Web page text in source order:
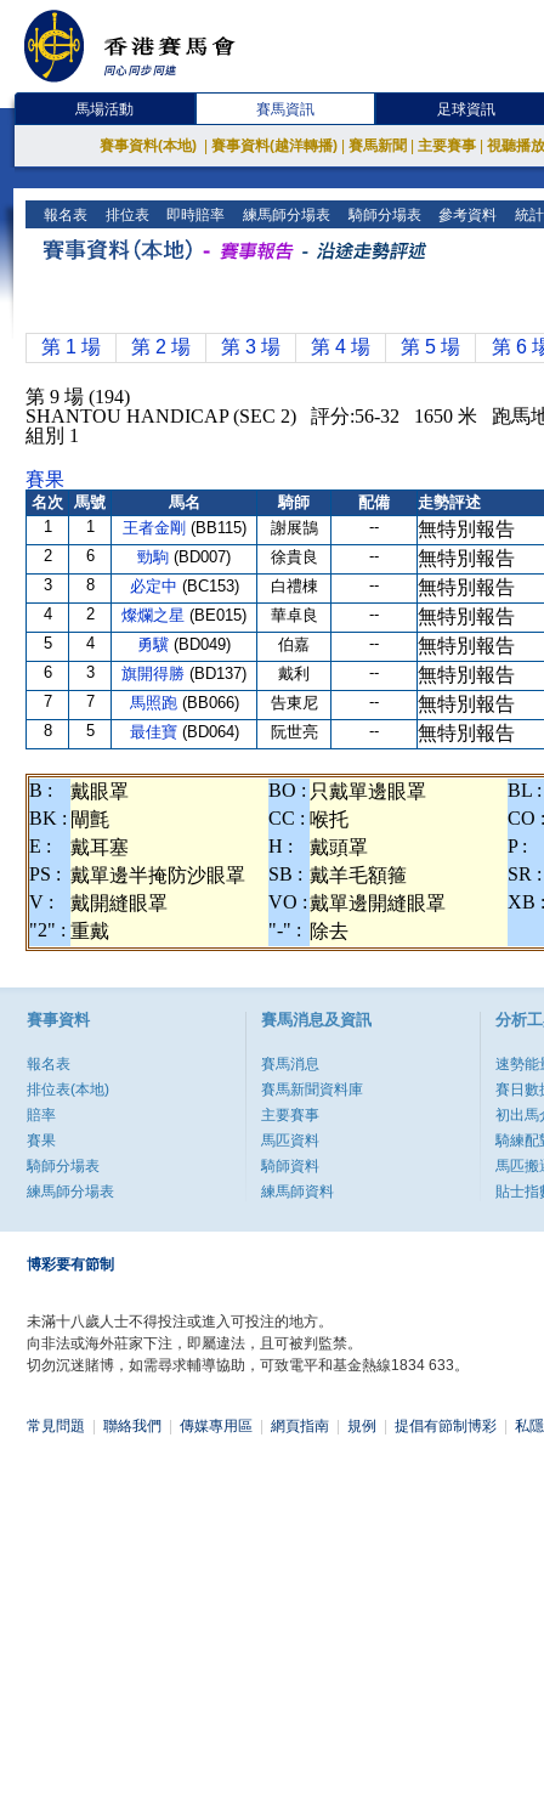
馬場活動 賽馬資訊 足球資訊
賽事資料(本地) 賽事資料(越洋轉播) 賽馬新聞 主要賽事 視聽播
報名表 排位表 即時賠率 練馬師分場表 騎師分場表 參考資料 統
第 1 場 第 2 場 第 3 場 第 4 場 第 5 場 第 6
第 9 場 (194)
SHANTOU HANDICAP (SEC 2) 評分:56-32 1650 米 跑馬
組別 1
賽果
名次 馬號 馬名 騎師 配備
走勢評述
1
1 王者金剛 (BB115) 謝展鵠 -- 無特別報告
2 6 勁駒 (BD007) 徐貴良 -- 無特別報告
3 8 必定中 (BC153) 白禮棟 -- 無特別報告
4 2 燦爛之星 (BE015) 華卓良 -- 無特別報告
5 4 勇驥 (BD049) 伯嘉 -- 無特別報告
6 3 旗開得勝 (BD137) 戴利 -- 無特別報告
7 7 馬照跑 (BB066) 告東尼 -- 無特別報告
8 5 最佳寶 (BD064) 阮世亮 -- 無特別報告
B : 戴眼罩 BO : 只戴單邊眼罩
BL :
BK : 閘氈 CC : 喉托
CO :
E :
戴耳塞 H : 戴頭罩
P :
PS : 戴單邊半掩防沙眼罩 SB : 戴羊毛額箍
SR :
V :
戴開縫眼罩 VO :戴單邊開縫眼罩
XB :
"2" : 重戴 "-" : 除去
賽事資料
報名表
排位表(本地)
賠率
賽果
騎師分場表
練馬師分場表
賽馬消息及資訊
賽馬消息
賽馬新聞資料庫
主要賽事
馬匹資料
騎師資料
練馬師資料
分析
速勢能
賽日數
初出馬
騎練配
馬匹搬
貼士指
博彩要有節制
未滿十八歲人士不得投注或進入可投注的地方。
向非法或海外莊家下注，即屬違法，且可被判監禁。
切勿沉迷賭博，如需尋求輔導協助，可致電平和基金熱線1834 633。
常見問題 聯絡我們 傳媒專用區 網頁指南 規例 提倡有節制博彩 私